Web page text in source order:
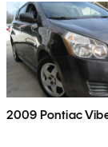
2009 Pontiac